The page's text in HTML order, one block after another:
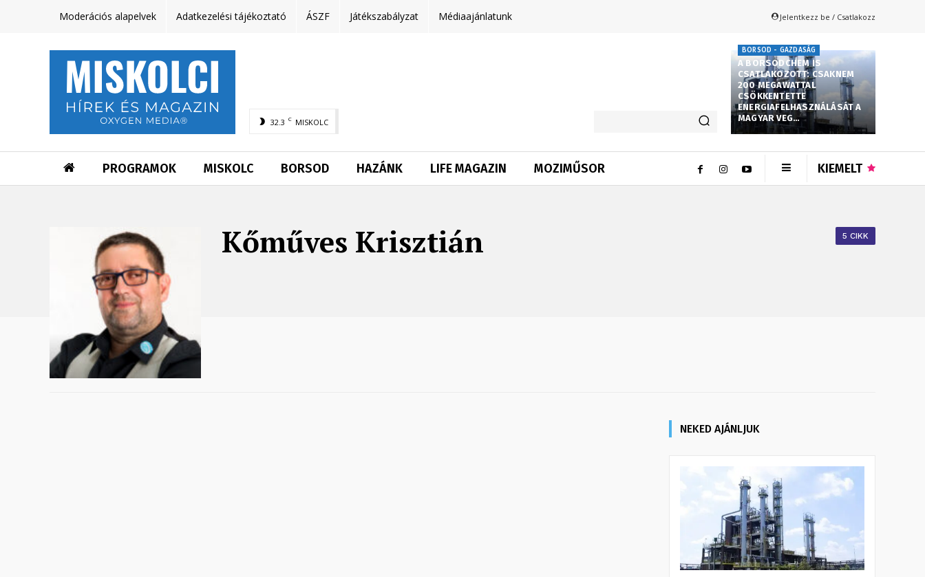
Moderációs alapelvek Adatkezelési tájékoztató ÁSZF Játékszabályzat Médiaajánlatunk Jelentkezz be / Csatlakozz
32.3 C MISKOLC
BORSOD - GAZDASÁG
A BORSODCHEM IS
CSATLAKOZOTT: CSAKNEM
200 MEGAWATTAL
CSÖKKENTETTE
ENERGIAFELHASZNÁLÁSÁT A
MAGYAR VEG…
PROGRAMOK MISKOLC BORSOD HAZÁNK LIFE MAGAZIN MOZIMŰSOR KIEMELT
Kőműves Krisztián 5 CIKK
NEKED AJÁNLJUK